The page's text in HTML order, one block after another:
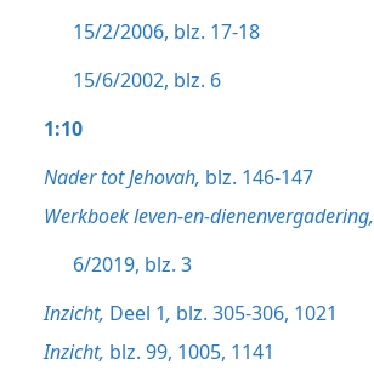
15/2/2006, blz. 17-18
15/6/2002, blz. 6
1:10
Nader tot Jehovah, blz. 146-147
Werkboek leven-en-dienenvergadering,
6/2019, blz. 3
Inzicht, Deel 1, blz. 305-306, 1021
Inzicht, blz. 99, 1005, 1141